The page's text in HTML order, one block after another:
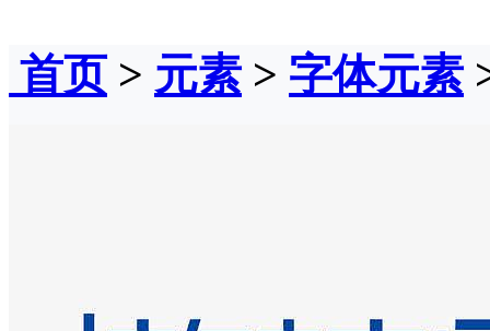
首页> 元素 > 字体元素